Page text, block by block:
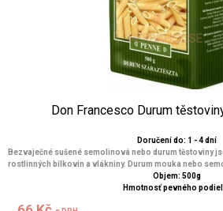
Don Francesco Durum
Doručení do: 1 - 4 dní
Bezvaječné sušené semolinová nebo durum těstoviny
rostlinných bílkovin a vlákniny. Durum mouka nebo
Objem: 500g
Hmotnosť pevného